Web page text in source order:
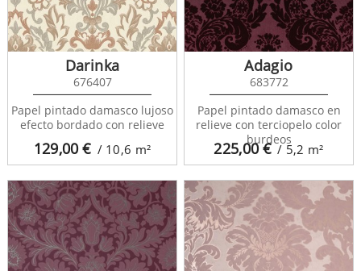
129,00€ / 10,6 m²
Darinka
676407
Papel pintado damasco lujoso
efecto bordado con relieve
225,00€ / 5,2 m²
Adagio
683772
Papel pintado damasco en
relieve con terciopelo color
burdeos